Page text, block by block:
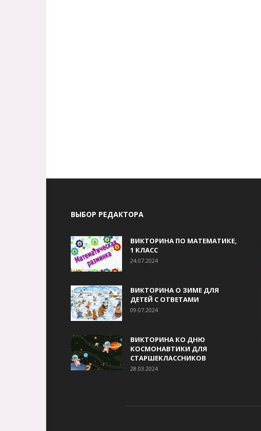
ВЫБОР РЕДАКТОРА
ВИКТОРИНА ПО МАТЕМАТИКЕ,
1 КЛАСС
24.07.2024
ВИКТОРИНА О ЗИМЕ ДЛЯ
ДЕТЕЙ С ОТВЕТАМИ
09.07.2024
ВИКТОРИНА КО ДНЮ
КОСМОНАВТИКИ ДЛЯ
СТАРШЕКЛАССНИКОВ
28.03.2024